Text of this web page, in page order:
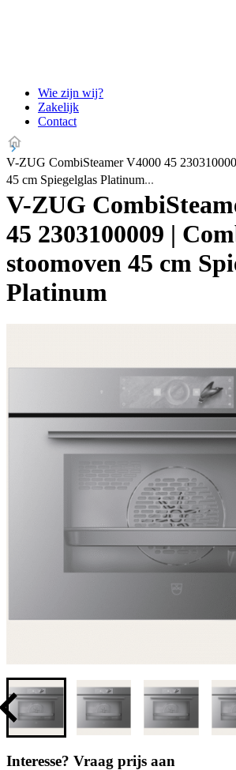
Wie zijn wij?
Zakelijk
Contact
V-ZUG CombiSteamer V4000 45
45 cm Spiegelglas Platinum
V-ZUG
45 2303100009 |
stoomoven 45 cm
Platinum
Interesse? Vraag prijs aan